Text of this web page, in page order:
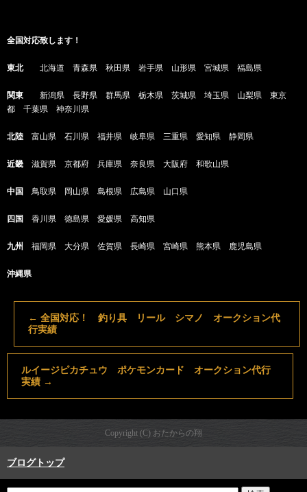
全国対応致します！
東北 北海道 青森県 秋田県 岩手県 山形県 宮城県 福島県
関東 新潟県 長野県 群馬県 栃木県 茨城県 埼玉県 山梨県 東京
都 千葉県 神奈川県
北陸 富山県 石川県 福井県 岐阜県 三重県 愛知県 静岡県
近畿 滋賀県 京都府 兵庫県 奈良県 大阪府 和歌山県
中国 鳥取県 岡山県 島根県 広島県 山口県
四国 香川県 徳島県 愛媛県 高知県
九州 福岡県 大分県 佐賀県 長崎県 宮崎県 熊本県 鹿児島県
沖縄県
← 全国対応！ 釣り具 リール シマノ オークション代
行実績
ルイージピカチュウ ポケモンカード オークション代行
実績 →
Copyright (C) おたからの翔
ブログトップ